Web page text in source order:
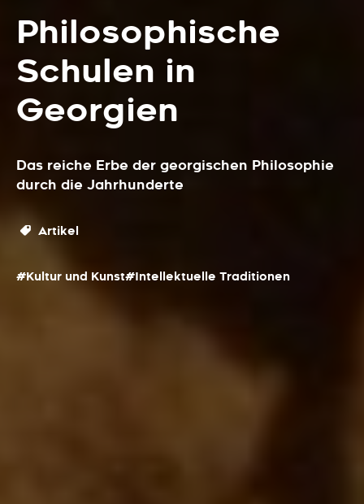
Philosophische
Schulen in
Georgien
Das reiche Erbe der georgischen Philosophie
durch die Jahrhunderte
Artikel
#Kultur und Kunst#Intellektuelle Traditionen